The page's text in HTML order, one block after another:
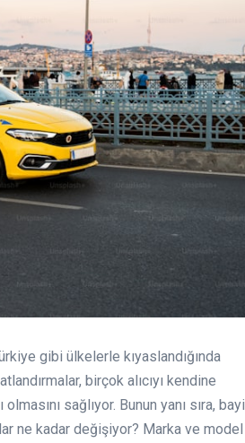
gibi ülkelerle kıyaslandığında
birçok alıcıyı kendine
sağlıyor. Bunun yanı sıra, bayi
ne kadar değişiyor? Marka ve model